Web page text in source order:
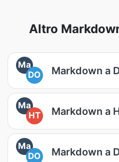
Altro
Ma
DO
Markdown a
Ma
HT
Markdown a
Ma
DO
Markdown a